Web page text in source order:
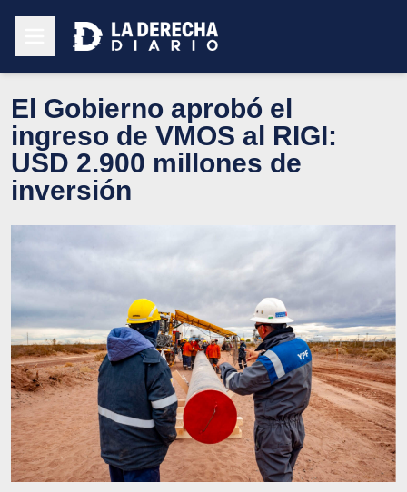
El Gobierno aprobó el
ingreso de VMOS al RIGI:
USD 2.900 millones de
inversión